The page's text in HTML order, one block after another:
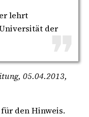
lehrt
der
05.04.2013,
den Hinweis.